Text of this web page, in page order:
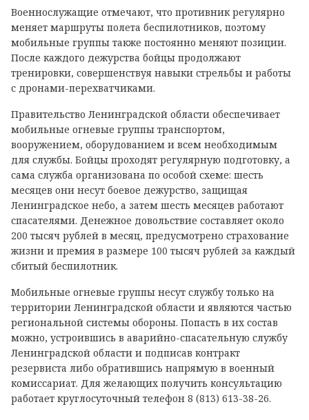
Военнослужащие отмечают, что противник регулярно
меняет маршруты полета беспилотников, поэтому
мобильные группы также постоянно меняют позиции.
После каждого дежурства бойцы продолжают
тренировки, совершенствуя навыки стрельбы и работы
с дронами-перехватчиками.
Правительство Ленинградской области обеспечивает
мобильные огневые группы транспортом,
вооружением, оборудованием и всем необходимым
для службы. Бойцы проходят регулярную подготовку, а
сама служба организована по особой схеме: шесть
месяцев они несут боевое дежурство, защищая
Ленинградское небо, а затем шесть месяцев работают
спасателями. Денежное довольствие составляет около
200 тысяч рублей в месяц, предусмотрено страхование
жизни и премия в размере 100 тысяч рублей за каждый
сбитый беспилотник.
Мобильные огневые группы несут службу только на
территории Ленинградской области и являются частью
региональной системы обороны. Попасть в их состав
можно, устроившись в аварийно-спасательную службу
Ленинградской области и подписав контракт
резервиста либо обратившись напрямую в военный
комиссариат. Для желающих получить консультацию
работает круглосуточный телефон 8 (813) 613-38-26.